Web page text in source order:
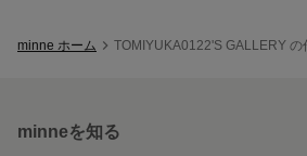
minne ホーム TOMIYUKA0122'S GALLERY の
minneを知る